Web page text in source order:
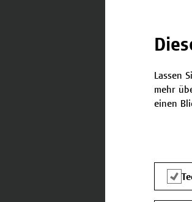
Falls Sie
Lassen
mehr
einen